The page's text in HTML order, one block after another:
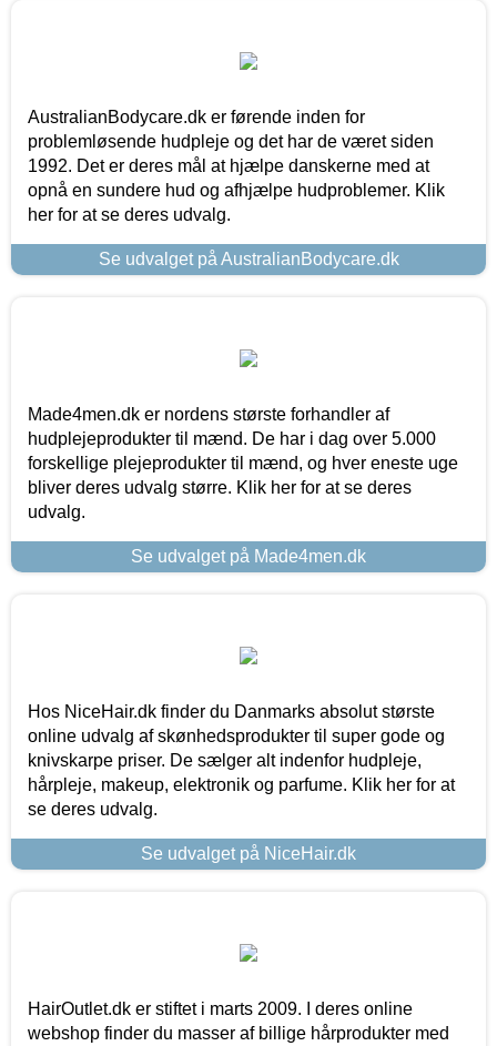
AustralianBodycare.dk er førende inden for
problemløsende hudpleje og det har de været siden
1992. Det er deres mål at hjælpe danskerne med at
opnå en sundere hud og afhjælpe hudproblemer. Klik
her for at se deres udvalg.
Se udvalget på AustralianBodycare.dk
Made4men.dk er nordens største forhandler af
hudplejeprodukter til mænd. De har i dag over 5.000
forskellige plejeprodukter til mænd, og hver eneste uge
bliver deres udvalg større. Klik her for at se deres
udvalg.
Se udvalget på Made4men.dk
Hos NiceHair.dk finder du Danmarks absolut største
online udvalg af skønhedsprodukter til super gode og
knivskarpe priser. De sælger alt indenfor hudpleje,
hårpleje, makeup, elektronik og parfume. Klik her for at
se deres udvalg.
Se udvalget på NiceHair.dk
HairOutlet.dk er stiftet i marts 2009. I deres online
webshop finder du masser af billige hårprodukter med